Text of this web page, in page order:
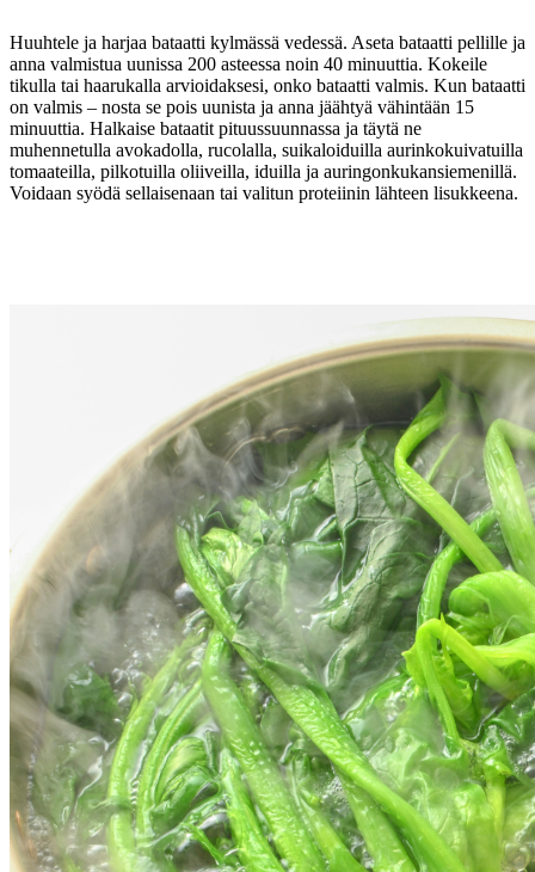
Huuhtele ja harjaa bataatti kylmässä vedessä. Aseta bataatti pellille ja
anna valmistua uunissa 200 asteessa noin 40 minuuttia. Kokeile
tikulla tai haarukalla arvioidaksesi, onko bataatti valmis. Kun bataatti
on valmis – nosta se pois uunista ja anna jäähtyä vähintään 15
minuuttia. Halkaise bataatit pituussuunnassa ja täytä ne
muhennetulla avokadolla, rucolalla, suikaloiduilla aurinkokuivatuilla
tomaateilla, pilkotuilla oliiveilla, iduilla ja auringonkukansiemenillä.
Voidaan syödä sellaisenaan tai valitun proteiinin lähteen lisukkeena.